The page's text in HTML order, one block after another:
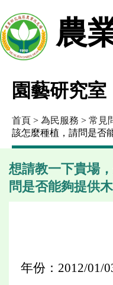
農
園藝研究室
首頁 > 為民服務 > 常見
該怎麼種植，請問是否
想請教一下貴場
問是否能夠提供
年份：2012/01/